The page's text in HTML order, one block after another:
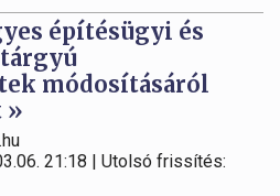
építésügyi és
módosításáról
»
21:18 | Utolsó frissítés: